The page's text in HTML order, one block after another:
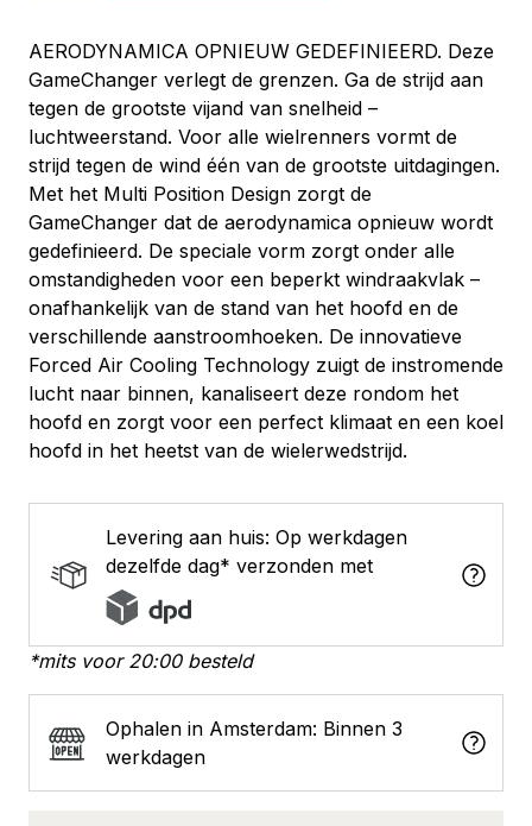
velvet
black
S
51-
55cm
aantal
AERODYNAMICA OPNIEUW GEDEFINIEERD. Deze
GameChanger verlegt de grenzen. Ga de strijd aan
tegen de grootste vijand van snelheid –
luchtweerstand. Voor alle wielrenners vormt de
strijd tegen de wind één van de grootste uitdagingen.
Met het Multi Position Design zorgt de
GameChanger dat de aerodynamica opnieuw wordt
gedefinieerd. De speciale vorm zorgt onder alle
omstandigheden voor een beperkt windraakvlak –
onafhankelijk van de stand van het hoofd en de
verschillende aanstroomhoeken. De innovatieve
Forced Air Cooling Technology zuigt de instromende
lucht naar binnen, kanaliseert deze rondom het
hoofd en zorgt voor een perfect klimaat en een koel
hoofd in het heetst van de wielerwedstrijd.
Levering aan huis: Op werkdagen
dezelfde dag* verzonden met
*mits voor 20:00 besteld
Ophalen in Amsterdam: Binnen 3
werkdagen